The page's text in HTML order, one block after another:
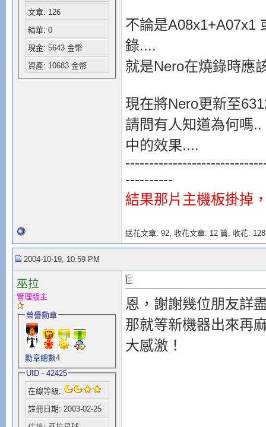
文章: 126
精華: 0
現金: 5643 金幣
資產: 10683 金幣
不論是A08x1+A07x1
錄....
就是Nero在燒錄時應
現在將Nero更新至
請問有人知道為何嗎
中的效果....
----------
結果那片主機板掛掉
送花文章: 92, 收花文章: 12 篇, 收花:
2004-10-19, 10:59 PM
巫拉
管理版主
榮譽勳章
勳章總數4
UID - 42425
在線等級:
註冊日期: 2003-02-25
恩，謝謝幾位朋友詳
那就等新機器出來再
大感激！